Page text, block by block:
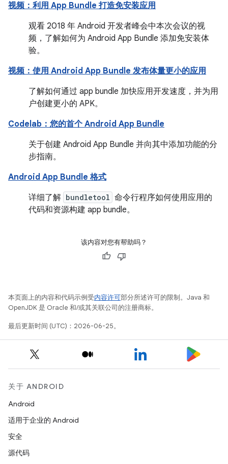
视频：利用 App Bundle 打造免安装应用
观看 2018 年 Android 开发者峰会中本次会议的视
频，了解如何为 Android App Bundle 添加免安装体
验。
视频：使用 Android App Bundle 发布体量更小的应用
了解如何通过 app bundle 加快应用开发速度，并为用
户创建更小的 APK。
Codelab：您的首个 Android App Bundle
关于创建 Android App Bundle 并向其中添加功能的分
步指南。
Android App Bundle 格式
详细了解 bundletool 命令行程序如何使用应用的
代码和资源构建 app bundle。
该内容对您有帮助吗？
本页面上的内容和代码示例受内容许可部分所述许可的限制。Java 和
OpenJDK 是 Oracle 和/或其关联公司的注册商标。
最后更新时间 (UTC)：2026-06-25。
关于 ANDROID
Android
适用于企业的 Android
安全
源代码